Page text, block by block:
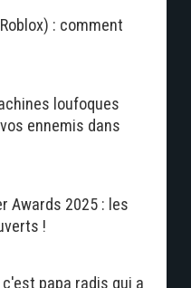
: comment
loufoques
ennemis dans
Awards 2025 : les
!
papa radis qui a